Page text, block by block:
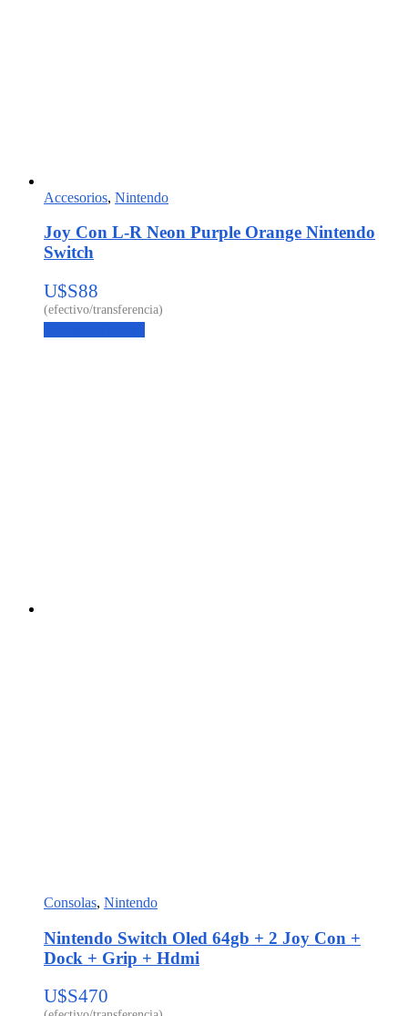
Accesorios, Nintendo
Joy Con L-R Neon Purple Orange Nintendo
Switch
U$S88
Consolas, Nintendo
Nintendo Switch Oled 64gb + 2 Joy Con +
Dock + Grip + Hdmi
U$S470